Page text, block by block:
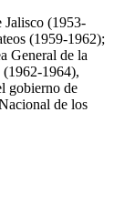
Jalisco (1953-
(1959-1962);
General de la
1964),
gobierno de
de los